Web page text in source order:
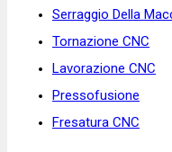
Serraggio Della
Tornazione CNC
Lavorazione CNC
Pressofusione
Fresatura CNC